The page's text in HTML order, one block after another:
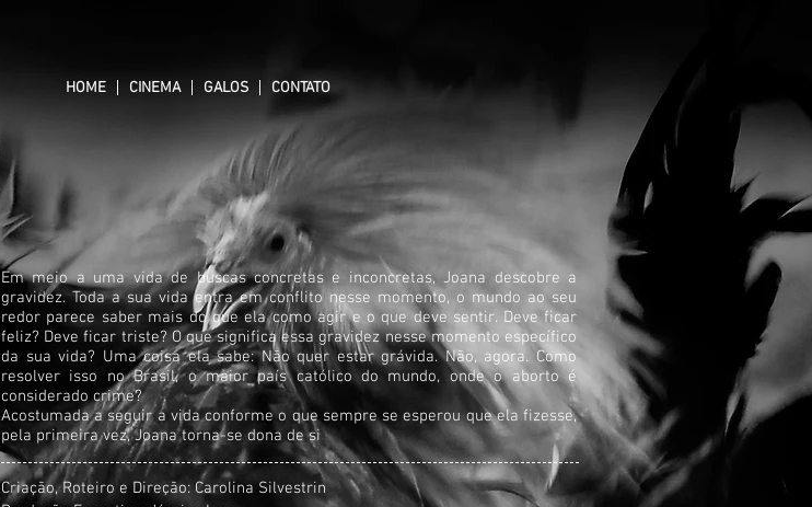
HOME CINEMA GALOS CONTATO
Em meio a uma vida de buscas concretas e inconcretas, Joana descobre a
gravidez. Toda a sua vida entra em conflito nesse momento, o mundo ao seu
redor parece saber mais do que ela como agir e o que deve sentir. Deve ficar
feliz? Deve ficar triste? O que significa essa gravidez nesse momento específico
da sua vida? Uma coisa ela sabe: Não quer estar grávida. Não, agora. Como
resolver isso no Brasil, o maior país católico do mundo, onde o aborto é
considerado crime?
Acostumada a seguir a vida conforme o que sempre se esperou que ela fizesse,
pela primeira vez, Joana torna-se dona de si
Criação,Roteiro e Direção: Carolina Silvestrin